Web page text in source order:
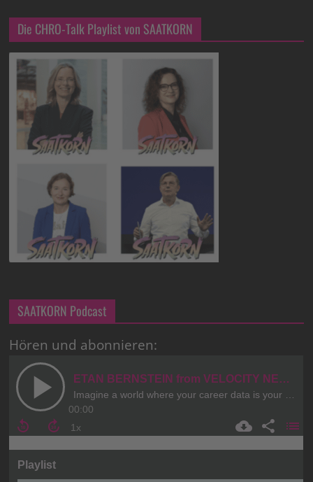
Die CHRO-Talk Playlist von SAATKORN
SAATKORN Podcast
Hören und abonnieren: